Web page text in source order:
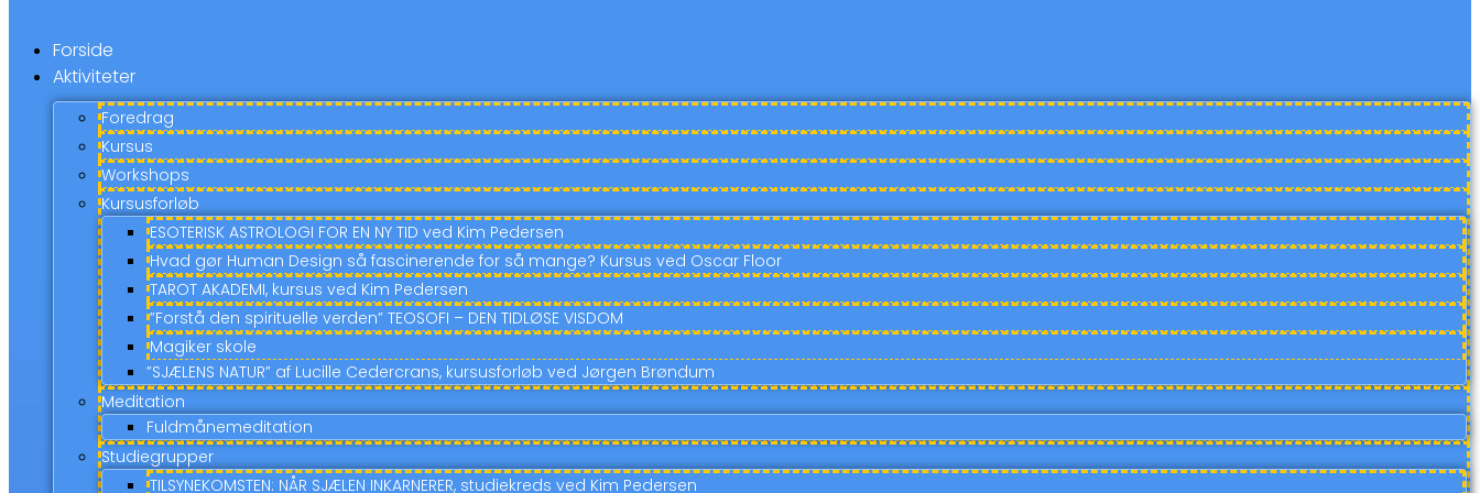
Forside
Aktiviteter
Foredrag
Kursus
Workshops
Kursusforløb
ESOTERISK ASTROLOGI FOR EN NY TID ved Kim Pedersen
Hvad gør Human Design så fascinerende for så mange? Kursus ved Oscar Floor
TAROT AKADEMI, kursus ved Kim Pedersen
”Forstå den spirituelle verden” TEOSOFI – DEN TIDLØSE VISDOM
Magiker skole
”SJÆLENS NATUR” af Lucille Cedercrans, kursusforløb ved Jørgen Brøndum
Meditation
Fuldmånemeditation
Studiegrupper
TILSYNEKOMSTEN: NÅR SJÆLEN INKARNERER, studiekreds ved Kim Pedersen